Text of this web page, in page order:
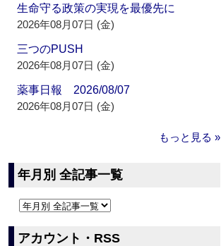
生命守る政策の実現を最優先に
2026年08月07日 (金)
三つのPUSH
2026年08月07日 (金)
薬事日報 2026/08/07
2026年08月07日 (金)
もっと見る »
年月別 全記事一覧
アカウント・RSS